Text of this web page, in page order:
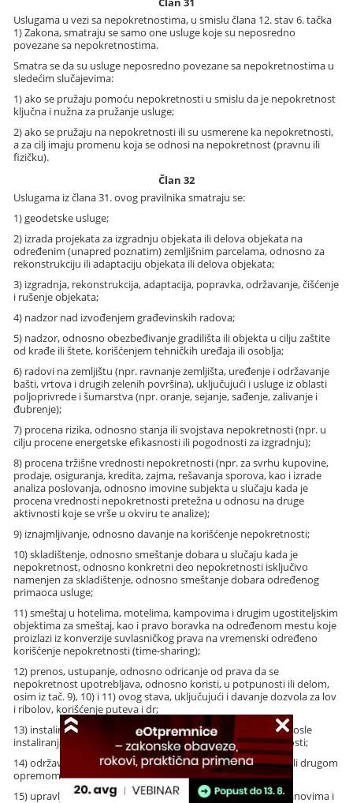
Uslugama u vezi sa nepokretnostima, u smislu člana 12. stav 6. tačka
1) Zakona, smatraju se samo one usluge koje su neposredno
povezane sa nepokretnostima.
Smatra se da su usluge neposredno povezane sa nepokretnostima u
sledećim slučajevima:
1) ako se pružaju pomoću nepokretnosti u smislu da je nepokretnost
ključna i nužna za pružanje usluge;
2) ako se pružaju na nepokretnosti ili su usmerene ka nepokretnosti,
a za cilj imaju promenu koja se odnosi na nepokretnost (pravnu ili
fizičku).
Član 32
Uslugama iz člana 31. ovog pravilnika smatraju se:
1) geodetske usluge;
2) izrada projekata za izgradnju objekata ili delova objekata na
određenim (unapred poznatim) zemljišnim parcelama, odnosno za
rekonstrukciju ili adaptaciju objekata ili delova objekata;
3) izgradnja, rekonstrukcija, adaptacija, popravka, održavanje, čišćenje
i rušenje objekata;
4) nadzor nad izvođenjem građevinskih radova;
5) nadzor, odnosno obezbeđivanje gradilišta ili objekta u cilju zaštite
od krađe ili štete, korišćenjem tehničkih uređaja ili osoblja;
6) radovi na zemljištu (npr. ravnanje zemljišta, uređenje i održavanje
bašti, vrtova i drugih zelenih površina), uključujući i usluge iz oblasti
poljoprivrede i šumarstva (npr. oranje, sejanje, sađenje, zalivanje i
đubrenje);
7) procena rizika, odnosno stanja ili svojstava nepokretnosti (npr. u
cilju procene energetske efikasnosti ili pogodnosti za izgradnju);
8) procena tržišne vrednosti nepokretnosti (npr. za svrhu kupovine,
prodaje, osiguranja, kredita, zajma, rešavanja sporova, kao i izrade
analiza poslovanja, odnosno imovine subjekta u slučaju kada je
procena vrednosti nepokretnosti pretežna u odnosu na druge
aktivnosti koje se vrše u okviru te analize);
9) iznajmljivanje, odnosno davanje na korišćenje nepokretnosti;
10) skladištenje, odnosno smeštanje dobara u slučaju kada je
nepokretnost, odnosno konkretni deo nepokretnosti isključivo
namenjen za skladištenje, odnosno smeštanje dobara određenog
primaoca usluge;
11) smeštaj u hotelima, motelima, kampovima i drugim ugostiteljskim
objektima za smeštaj, kao i pravo boravka na određenom mestu koje
proizlazi iz konverzije suvlasničkog prava na vremenski određeno
korišćenje nepokretnosti (time-sharing);
12) prenos, ustupanje, odnosno odricanje od prava da se
nepokretnost upotrebljava, odnosno koristi, u potpunosti ili delom,
osim iz tač. 9), 10) i 11) ovog stava, uključujući i davanje dozvola za lov
i ribolov, korišćenje puteva i dr;
13) instaliranje ili montaža mašina ili druge opreme koja se posle
instaliranja ili montaže smatra sastavnim delom nepokretnosti;
14) održavanje, popravka, kontrola i nadzor nad mašinama ili drugom
opremom koja je sastavni deo nepokretnosti;
15) upravljanje nepokretnostima (poslovnim prostorom, stanovima i